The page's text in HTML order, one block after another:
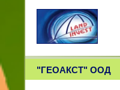
"ГЕОАКСТ" ООД